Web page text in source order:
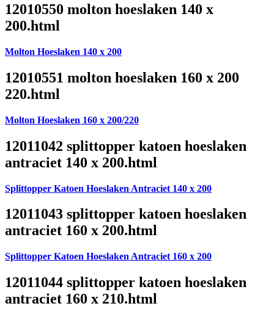
12010550 molton hoeslaken 140 x
200.html
Molton Hoeslaken 140 x 200
12010551 molton hoeslaken 160 x 200
220.html
Molton Hoeslaken 160 x 200/220
12011042 splittopper katoen hoeslaken
antraciet 140 x 200.html
Splittopper Katoen Hoeslaken Antraciet 140 x 200
12011043 splittopper katoen hoeslaken
antraciet 160 x 200.html
Splittopper Katoen Hoeslaken Antraciet 160 x 200
12011044 splittopper katoen hoeslaken
antraciet 160 x 210.html